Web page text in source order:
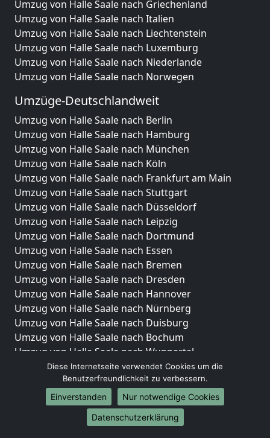
Umzug von Halle Saale nach Griechenland
Umzug von Halle Saale nach Italien
Umzug von Halle Saale nach Liechtenstein
Umzug von Halle Saale nach Luxemburg
Umzug von Halle Saale nach Niederlande
Umzug von Halle Saale nach Norwegen
Umzüge-Deutschlandweit
Umzug von Halle Saale nach Berlin
Umzug von Halle Saale nach Hamburg
Umzug von Halle Saale nach München
Umzug von Halle Saale nach Köln
Umzug von Halle Saale nach Frankfurt am Main
Umzug von Halle Saale nach Stuttgart
Umzug von Halle Saale nach Düsseldorf
Umzug von Halle Saale nach Leipzig
Umzug von Halle Saale nach Dortmund
Umzug von Halle Saale nach Essen
Umzug von Halle Saale nach Bremen
Umzug von Halle Saale nach Dresden
Umzug von Halle Saale nach Hannover
Umzug von Halle Saale nach Nürnberg
Umzug von Halle Saale nach Duisburg
Umzug von Halle Saale nach Bochum
Umzug von Halle Saale nach Wuppertal
Umzug von Halle Saale nach Bielefeld
Umzug von Halle Saale nach Bonn
Umzug von Halle Saale nach Münster
Internationale-Umzüge
Diese Internetseite verwendet Cookies um die
Benutzerfreundlichkeit zu verbessern.
Einverstanden
Nur notwendige Cookies
Datenschutzerklärung